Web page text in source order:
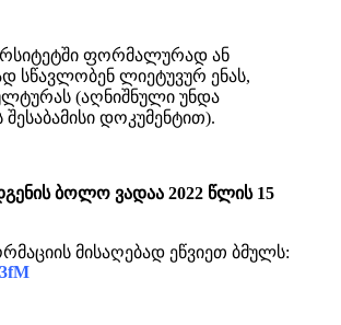
ფორმალურად ან
ლიეტუვურ ენას,
(აღნიშნული უნდა
დოკუმენტით).
ბოლო ვადაა 2022 წლის 15
მისაღებად ეწვიეთ ბმულს: